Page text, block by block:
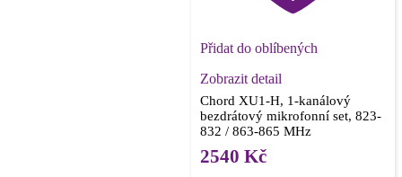
Přidat do oblíbených
Zobrazit detail
Chord XU1-H, 1-kanálový
bezdrátový mikrofonní set, 823-
832 / 863-865 MHz
2540 Kč